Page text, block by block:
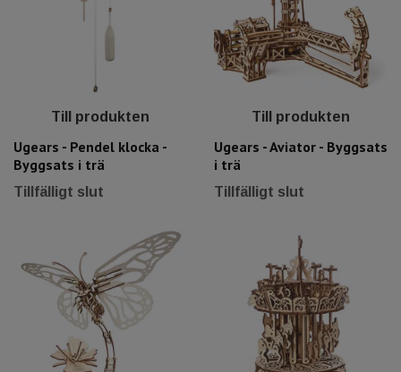
Till produkten
Ugears - Pendel klocka -
Byggsats i trä
Tillfälligt slut
Till produkten
Ugears - Aviator - Byggsats
i trä
Tillfälligt slut